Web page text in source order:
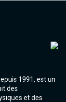
1991, est un
des
et des